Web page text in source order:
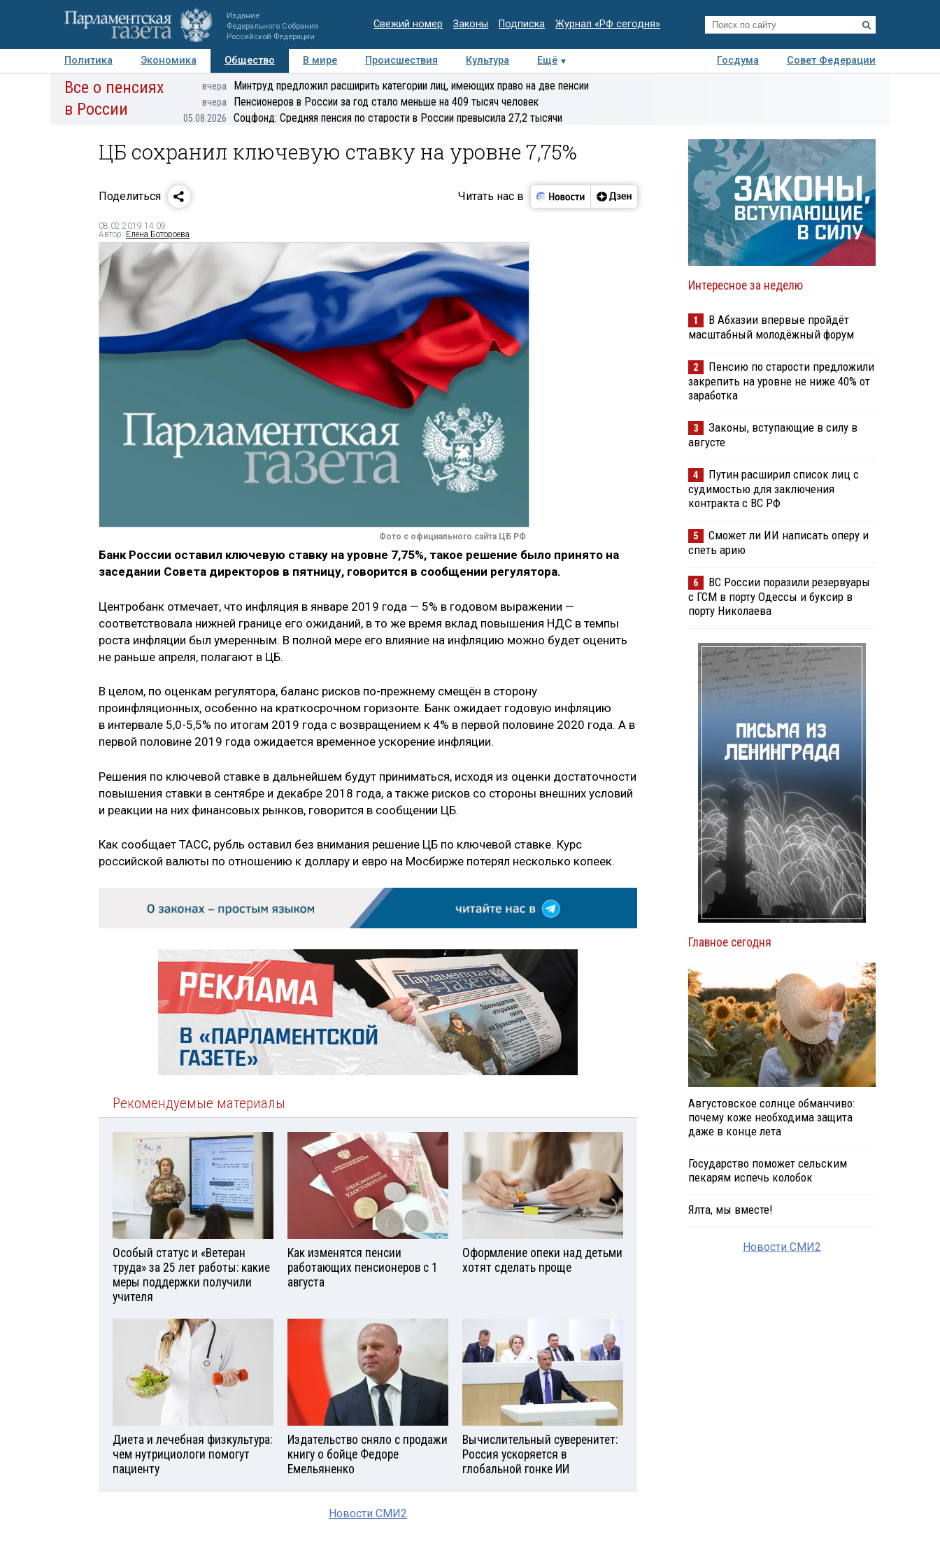
Издание
Федерального Собрания
Российской Федерации
Свежий номер Законы Подписка Журнал «РФ сегодня»
Политика Экономика Общество В мире Происшествия Культура Ещё Госдума
Совет Федерации
Авторы Персоны Мнения Регионы Медиацентр Интервью Колумнисты
Деловая
Все о пенсиях
в России
вчера Минтруд предложил расширить категории лиц, имеющих право на две пенсии
вчера Пенсионеров в России за год стало меньше на 409 тысяч человек
05.08.2026 Соцфонд: Средняя пенсия по старости в России превысила 27,2 тысячи
ЦБ сохранил ключевую ставку на уровне 7,75%
Поделиться Читать нас в
08.02.2019 14:09
Автор: Елена Ботороева
Фото с официального сайта ЦБ РФ
Банк России оставил ключевую ставку на уровне 7,75%, такое решение было принято на
заседании Совета директоров в пятницу, говорится в сообщении регулятора.
Центробанк отмечает, что инфляция в январе 2019 года — 5% в годовом выражении —
соответствовала нижней границе его ожиданий, в то же время вклад повышения НДС в темпы
роста инфляции был умеренным. В полной мере его влияние на инфляцию можно будет оценить
не раньше апреля, полагают в ЦБ.
В целом, по оценкам регулятора, баланс рисков по-прежнему смещён в сторону
проинфляционных, особенно на краткосрочном горизонте. Банк ожидает годовую инфляцию
в интервале 5,0-5,5% по итогам 2019 года с возвращением к 4% в первой половине 2020 года. А в
первой половине 2019 года ожидается временное ускорение инфляции.
Решения по ключевой ставке в дальнейшем будут приниматься, исходя из оценки достаточности
повышения ставки в сентябре и декабре 2018 года, а также рисков со стороны внешних условий
и реакции на них финансовых рынков, говорится в сообщении ЦБ.
Как сообщает ТАСС, рубль оставил без внимания решение ЦБ по ключевой ставке. Курс
российской валюты по отношению к доллару и евро на Мосбирже потерял несколько копеек.
Рекомендуемые материалы
Особый статус и «Ветеран
труда» за 25 лет работы: какие
меры поддержки получили
учителя
Как изменятся пенсии
работающих пенсионеров с 1
августа
Оформление опеки над детьми
хотят сделать проще
Диета и лечебная физкультура:
чем нутрициологи помогут
пациенту
Издательство сняло с продажи
книгу о бойце Федоре
Емельяненко
Вычислительный суверенитет:
Россия ускоряется в
глобальной гонке ИИ
Новости СМИ2
Интересное за неделю
1
В Абхазии впервые пройдёт
масштабный молодёжный форум
2
Пенсию по старости предложили
закрепить на уровне не ниже 40% от
заработка
3
Законы, вступающие в силу в
августе
4
Путин расширил список лиц с
судимостью для заключения
контракта с ВС РФ
5
Сможет ли ИИ написать оперу и
спеть арию
6
ВС России поразили резервуары
с ГСМ в порту Одессы и буксир в
порту Николаева
Главное сегодня
Августовское солнце обманчиво:
почему коже необходима защита
даже в конце лета
Государство поможет сельским
пекарям испечь колобок
Ялта, мы вместе!
Новости СМИ2